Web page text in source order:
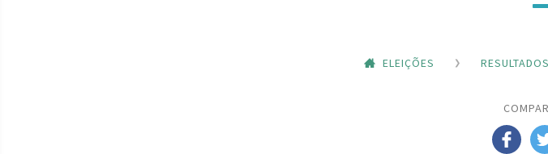
ELEIÇÕES RESULTADOS